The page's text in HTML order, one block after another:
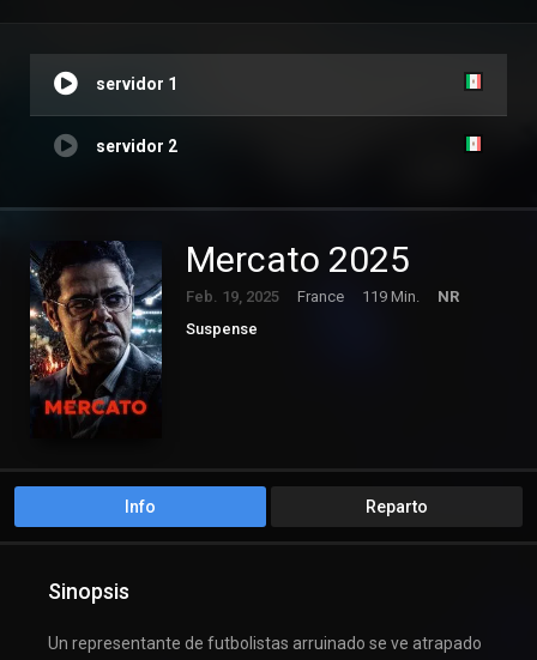
servidor 1
servidor 2
Mercato 2025
Feb. 19, 2025 France 119 Min.
NR
Suspense
Info Reparto
Sinopsis
Un representante de futbolistas arruinado se ve atrapado